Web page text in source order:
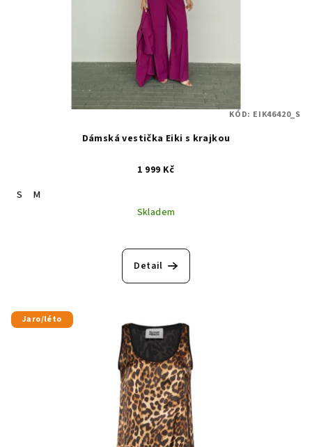
Dámská vestička Eiki s krajkou
1 999 Kč
S
M
Skladem
Detail
KÓD: EIK46420_S
Jaro/léto